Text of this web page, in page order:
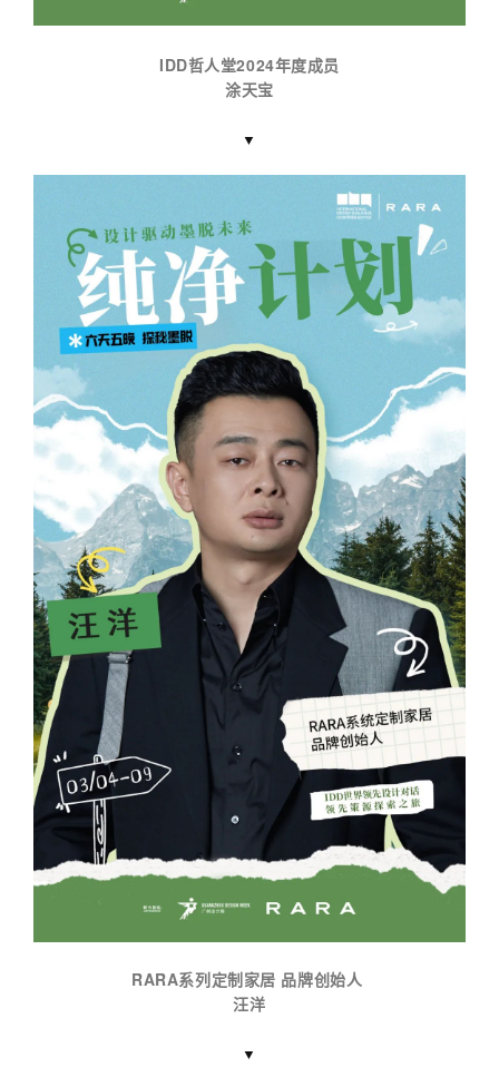
IDD哲人堂2024年度成员
涂天宝
▼
RARA系列定制家居 品牌创始人
汪洋
▼